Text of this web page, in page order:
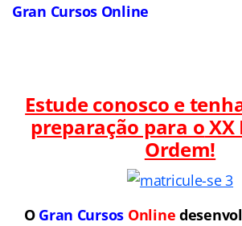
Gran Cursos Online
Estude conosco e
preparação para oXX
Ordem!
O Gran Cursos Online